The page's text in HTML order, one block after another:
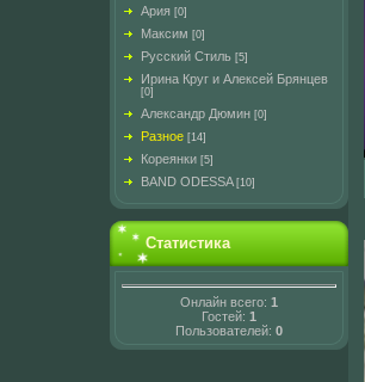
Ария [0]
Максим [0]
Русский Стиль [5]
Ирина Круг и Алексей Брянцев
[0]
Александр Дюмин [0]
Разное [14]
Кореянки [5]
BAND ODESSA [10]
Статистика
Онлайн всего: 1
Гостей: 1
Пользователей: 0